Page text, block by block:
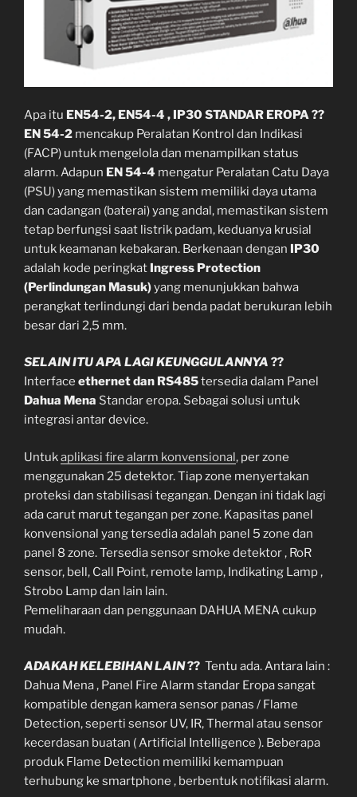
Apa itu EN54-2, EN54-4 , IP30 STANDAR EROPA ??
EN 54-2 mencakup Peralatan Kontrol dan Indikasi
(FACP) untuk mengelola dan menampilkan status
alarm. Adapun EN 54-4 mengatur Peralatan Catu Daya
(PSU) yang memastikan sistem memiliki daya utama
dan cadangan (baterai) yang andal, memastikan sistem
tetap berfungsi saat listrik padam, keduanya krusial
untuk keamanan kebakaran. Berkenaan dengan IP30
adalah kode peringkat Ingress Protection
(Perlindungan Masuk)yang menunjukkan bahwa
perangkat terlindungi dari benda padat berukuran lebih
besar dari 2,5 mm.
SELAIN ITU APA LAGI KEUNGGULANNYA ??
Interface ethernet dan RS485tersedia dalam Panel
Dahua Mena Standar eropa. Sebagai solusi untuk
integrasi antar device.
Untukaplikasi fire alarm konvensional, per zone
menggunakan 25 detektor. Tiap zone menyertakan
proteksi dan stabilisasi tegangan. Dengan ini tidak lagi
ada carut marut tegangan per zone. Kapasitas panel
konvensional yang tersedia adalah panel 5 zone dan
panel 8 zone. Tersedia sensor smoke detektor , RoR
sensor, bell, Call Point, remote lamp, Indikating Lamp ,
Strobo Lamp dan lain lain.
Pemeliharaan dan penggunaan DAHUA MENA cukup
mudah.
ADAKAH KELEBIHAN LAIN?? Tentu ada. Antara lain :
Dahua Mena , Panel Fire Alarm standar Eropa sangat
kompatible dengan kamera sensor panas / Flame
Detection, seperti sensor UV, IR, Thermal atau sensor
kecerdasan buatan ( Artificial Intelligence ). Beberapa
produk Flame Detection memiliki kemampuan
terhubung ke smartphone , berbentuk notifikasi alarm.